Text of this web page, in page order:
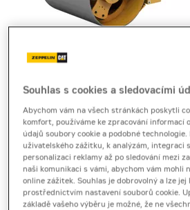
Tandemový válec Cat CB7 s
výbornou huticí sílu a stabilitu
projektech.
Souhlas s cookies a sledovacími
Abychom vám na všech stránkách poskytli
komfort, používáme ke zpracování informací
údajů soubory cookie a podobné technologie.
uživatelského zážitku, k analýzám, integraci
personalizaci reklamy až po sledování mezi
naši komunikaci s vámi, abychom vám mohli
online zážitek. Souhlas je dobrovolný a lze jej
prostřednictvím nastavení souborů cookie.
základě vašeho výběru je možné, že ne